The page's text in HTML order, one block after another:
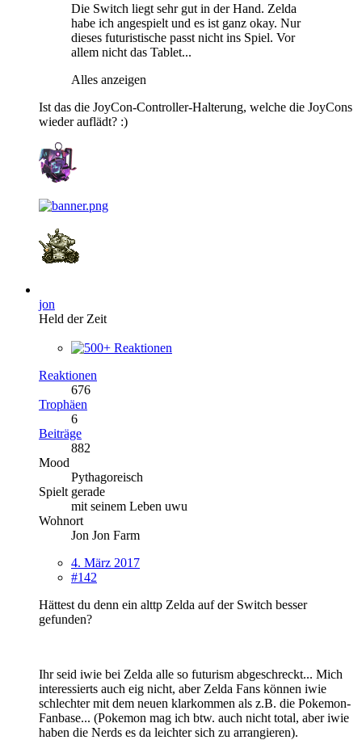
Die Switch liegt sehr gut in der Hand. Zelda
habe ich angespielt und es ist ganz okay. Nur
dieses futuristische passt nicht ins Spiel. Vor
allem nicht das Tablet...
Alles anzeigen
Ist das die JoyCon-Controller-Halterung, welche die JoyCons
wieder auflädt? :)
jon
Held der Zeit
Reaktionen
676
Trophäen
6
Beiträge
882
Mood
Pythagoreisch
Spielt gerade
mit seinem Leben uwu
Wohnort
Jon Jon Farm
4. März 2017
#142
Hättest du denn ein alttp Zelda auf der Switch besser
gefunden?
Ihr seid iwie bei Zelda alle so futurism abgeschreckt... Mich
interessierts auch eig nicht, aber Zelda Fans können iwie
schlechter mit dem neuen klarkommen als z.B. die Pokemon-
Fanbase... (Pokemon mag ich btw. auch nicht total, aber iwie
haben die Nerds es da leichter sich zu arrangieren).